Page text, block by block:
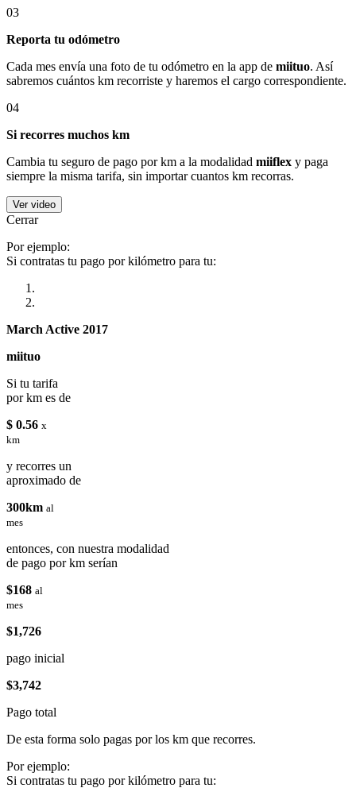
03
Reporta tu odómetro
Cada mes envía una foto de tu odómetro en la app de miituo. Así
sabremos cuántos km recorriste y haremos el cargo correspondiente.
04
Si recorres muchos km
Cambia tu seguro de pago por km a la modalidad miiflex y paga
siempre la misma tarifa, sin importar cuantos km recorras.
Ver video
Cerrar
Por ejemplo:
Si contratas tu pago por kilómetro para tu:
March Active 2017
miituo
Si tu tarifa
por km es de
$ 0.56 x
km
y recorres un
aproximado de
300km al
mes
entonces, con nuestra modalidad
de pago por km serían
$168 al
mes
$1,726
pago inicial
$3,742
Pago total
De esta forma solo pagas por los km que recorres.
Por ejemplo:
Si contratas tu pago por kilómetro para tu: